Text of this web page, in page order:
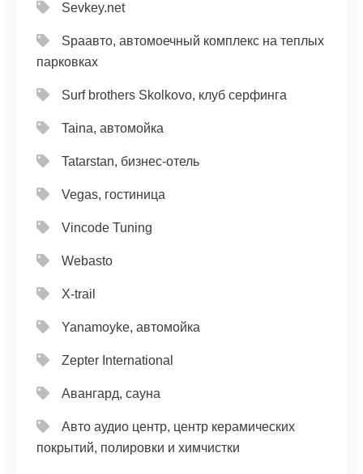
Sevkey.net
Spaавто, автомоечный комплекс на теплых
парковках
Surf brothers Skolkovo, клуб серфинга
Taina, автомойка
Tatarstan, бизнес-отель
Vegas, гостиница
Vincode Tuning
Webasto
X-trail
Yanamoyke, автомойка
Zepter International
Авангард, сауна
Авто аудио центр, центр керамических
покрытий, полировки и химчистки